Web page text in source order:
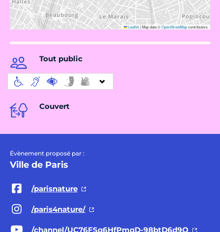
Leaflet|Map data ©OpenStreetMapcontributors
Tout public
Couvert
Évènement proposé par :
Ville de Paris
/parisnature
/paris4nature/
/channel/UC76FSq6HfPmqD-98btD6d9Q